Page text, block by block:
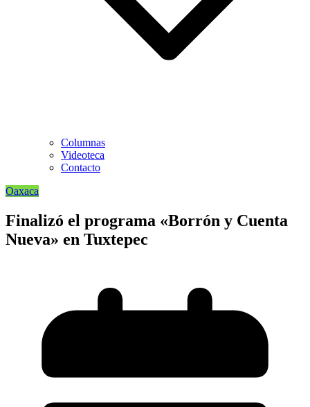
Columnas
Videoteca
Contacto
Oaxaca
Finalizó el programa «Borrón y Cuenta
Nueva» en Tuxtepec